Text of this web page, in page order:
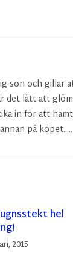
son och gillar
lätt att
in för att
på köpet.....
hel
2015